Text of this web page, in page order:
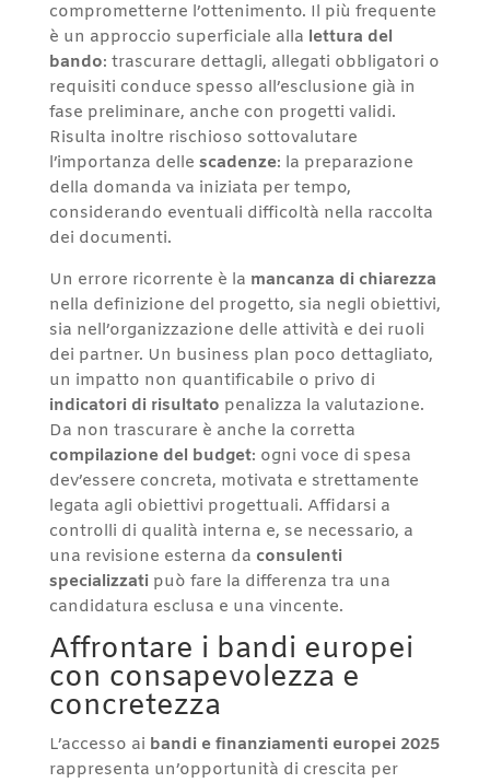
comprometterne l’ottenimento. Il più frequente
è un approccio superficiale alla lettura del
bando: trascurare dettagli, allegati obbligatori o
requisiti conduce spesso all’esclusione già in
fase preliminare, anche con progetti validi.
Risulta inoltre rischioso sottovalutare
l’importanza delle scadenze: la preparazione
della domanda va iniziata per tempo,
considerando eventuali difficoltà nella raccolta
dei documenti.
Un errore ricorrente è la mancanza di chiarezza
nella definizione del progetto, sia negli obiettivi,
sia nell’organizzazione delle attività e dei ruoli
dei partner. Un business plan poco dettagliato,
un impatto non quantificabile o privo di
indicatori di risultato penalizza la valutazione.
Da non trascurare è anche la corretta
compilazione del budget: ogni voce di spesa
dev’essere concreta, motivata e strettamente
legata agli obiettivi progettuali. Affidarsi a
controlli di qualità interna e, se necessario, a
una revisione esterna da consulenti
specializzatipuò fare la differenza tra una
candidatura esclusa e una vincente.
Affrontare i bandi europei
con consapevolezza e
concretezza
L’accesso ai bandi e finanziamenti europei 2025
rappresenta un’opportunità di crescita per